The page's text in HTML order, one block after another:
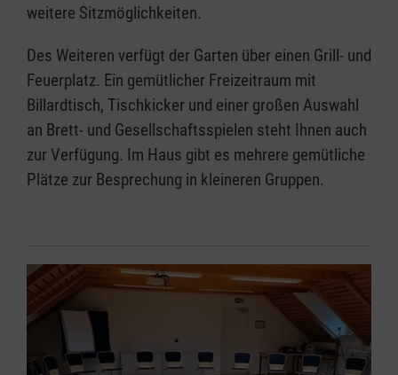
weitere Sitzmöglichkeiten.
Des Weiteren verfügt der Garten über einen Grill- und
Feuerplatz. Ein gemütlicher Freizeitraum mit
Billardtisch, Tischkicker und einer großen Auswahl
an Brett- und Gesellschaftsspielen steht Ihnen auch
zur Verfügung. Im Haus gibt es mehrere gemütliche
Plätze zur Besprechung in kleineren Gruppen.